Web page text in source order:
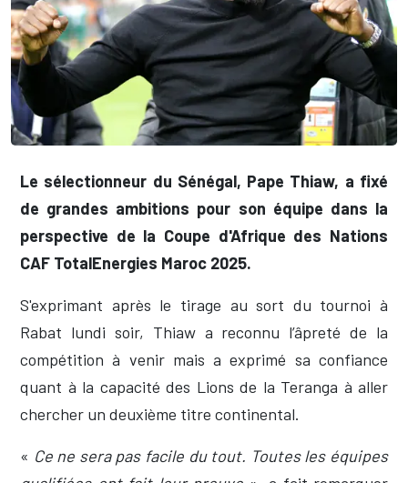
Le sélectionneur du Sénégal, Pape Thiaw, a fixé
de grandes ambitions pour son équipe dans la
perspective de la Coupe d'Afrique des Nations
CAF TotalEnergies Maroc 2025.
S'exprimant après le tirage au sort du tournoi à
Rabat lundi soir, Thiaw a reconnu l’âpreté de la
compétition à venir mais a exprimé sa confiance
quant à la capacité des Lions de la Teranga à aller
chercher un deuxième titre continental.
« Ce ne sera pas facile du tout. Toutes les équipes